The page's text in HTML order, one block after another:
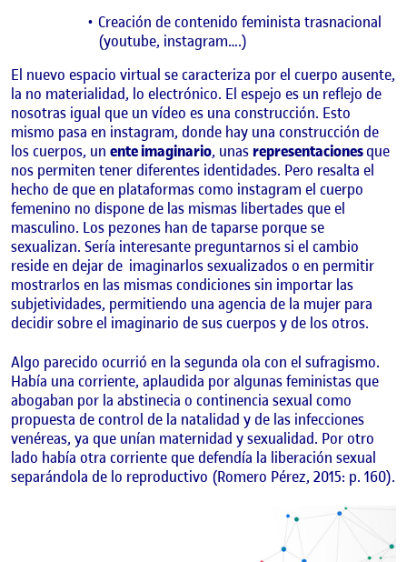
Creación de contenido feminista trasnacional
(youtube, instagram….)
El nuevo espacio virtual se caracteriza por el cuerpo ausente,
la no materialidad, lo electrónico. El espejo es un reflejo de
nosotras igual que un vídeo es una construcción. Esto
mismo pasa en instagram, donde hay una construcción de
los cuerpos, un ente imaginario, unas representacionesque
nos permiten tener diferentes identidades. Pero resalta el
hecho de que en plataformas como instagram el cuerpo
femenino no dispone de las mismas libertades que el
masculino. Los pezones han de taparse porque se
sexualizan. Sería interesante preguntarnos si el cambio
reside en dejar de imaginarlos sexualizados o en permitir
mostrarlos en las mismas condiciones sin importar las
subjetividades, permitiendo una agencia de la mujer para
decidir sobre el imaginario de sus cuerpos y de los otros.
Algo parecido ocurrió en la segunda ola con el sufragismo.
Había una corriente, aplaudida por algunas feministas que
abogaban por la abstinecia o continencia sexual como
propuesta de control de la natalidad y de las infecciones
venéreas, ya que unían maternidad y sexualidad. Por otro
lado había otra corriente que defendía la liberación sexual
separándola de lo reproductivo (Romero Pérez, 2015: p. 160).